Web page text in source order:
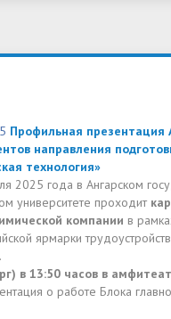
Профильная презентация
направления
технология»
2025 года в Ангарском
университете проходит
компании в
ярмарки
в 13:50 часов в
о работе Блока